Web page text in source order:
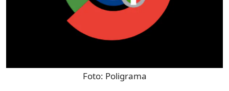
Foto: Poligrama